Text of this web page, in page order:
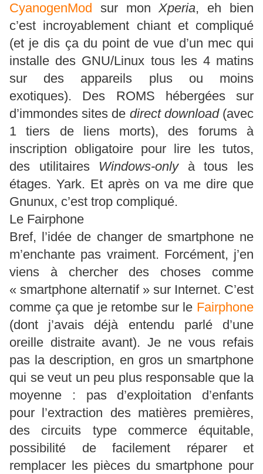
CyanogenMod
sur monXperia, eh bien
c’est incroyablement chiant et compliqué
(et je dis ça du point de vue d’un mec qui
installe des GNU/Linux tous les 4 matins
sur des appareils plus ou moins
exotiques). Des ROMS hébergées sur
d’immondes sites de direct download(avec
1 tiers de liens morts), des forums à
inscription obligatoire pour lire les tutos,
des utilitaires Windows-onlyà tous les
étages. Yark. Et après on va me dire que
Gnunux, c’est trop compliqué.
Le Fairphone
Bref, l’idée de changer de smartphone ne
m’enchante pas vraiment. Forcément, j’en
viens à chercher des choses comme
« smartphone alternatif » sur Internet. C’est
comme ça que je retombe sur le Fairphone
(dont j’avais déjà entendu parlé d’une
oreille distraite avant). Je ne vous refais
pas la description, en gros un smartphone
qui se veut un peu plus responsable que la
moyenne : pas d’exploitation d’enfants
pour l’extraction des matières premières,
des circuits type commerce équitable,
possibilité de facilement réparer et
remplacer les pièces du smartphone pour